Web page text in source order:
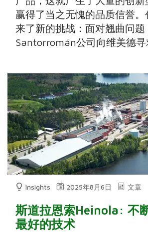
赢得了当之无愧的品质信誉
来了新的挑战：面对翘曲问题
Santorromán公司向维美德寻
Insights 2025年8月6日 文章
斯道拉恩索Heinola: 不
最好的技术